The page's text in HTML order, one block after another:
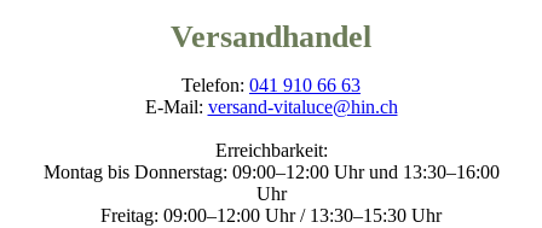
Versandhandel
Telefon: 041 910 66 63
E-Mail: versand-vitaluce@hin.ch
Erreichbarkeit:
Montag bis Donnerstag: 09:00–12:00 Uhr und 13:30–16:00
Uhr
Freitag: 09:00–12:00 Uhr / 13:30–15:30 Uhr